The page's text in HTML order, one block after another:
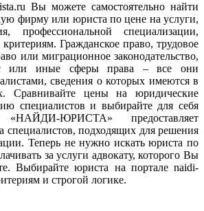
Вы можете самостоятельно найти
фирму или юриста по цене на услуги,
профессиональной специализации,
Гражданское право, трудовое
или миграционное законодательство,
или иные сферы права – все они
сведения о которых имеются в
Сравнивайте цены на юридические
специалистов и выбирайте для себя
ЮРИСТА» предоставляет
специалистов, подходящих для решения
Теперь не нужно искать юриста по
за услуги адвокату, которого Вы
Выбирайте юриста на портале naidi-
и строгой логике.